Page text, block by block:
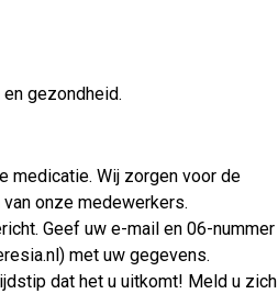
gezondheid.
medicatie. Wij zorgen voor de
onze medewerkers.
Geef uw e-mail en 06-nummer
met uw gegevens.
dat het u uitkomt! Meld u zich